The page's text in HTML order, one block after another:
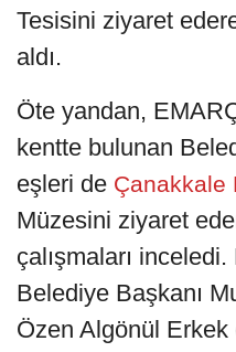
Tesisini ziyaret
aldı.
Öte yandan,
kentte bulunan
eşleri de Çanakkale
Müzesini ziyaret
çalışmaları
Belediye Başkanı
Özen Algönül Erkek